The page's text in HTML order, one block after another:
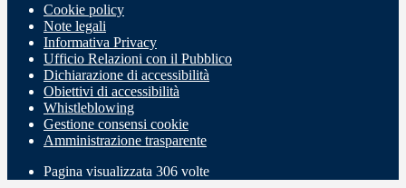
Cookie policy
Note legali
Informativa Privacy
Ufficio Relazioni con il Pubblico
Dichiarazione di accessibilità
Obiettivi di accessibilità
Whistleblowing
Gestione consensi cookie
Amministrazione trasparente
Pagina visualizzata 306 volte